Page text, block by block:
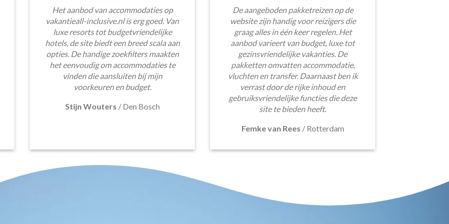
Het aanbod van accommodaties op
vakantieall-inclusive.nl is erg goed. Van
luxe resorts tot budgetvriendelijke
hotels, de site biedt een breed scala aan
opties. De handige zoekfilters maakten
het eenvoudig om accommodaties te
vinden die aansluiten bij mijn
voorkeuren en budget.
Stijn Wouters / Den Bosch
De aangeboden pakketreizen op de
website zijn handig voor reizigers die
graag alles in één keer regelen. Het
aanbod varieert van budget, luxe tot
gezinsvriendelijke vakanties. De
pakketten omvatten accommodatie,
vluchten en transfer. Daarnaast ben ik
verrast door de rijke inhoud en
gebruiksvriendelijke functies die deze
site te bieden heeft.
Femke van Rees / Rotterdam